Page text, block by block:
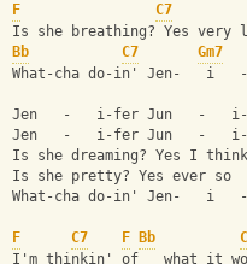
F
C7
Is she breathing? Yes very
Bb
C7 Gm7
What-cha do-in' Jen-   i
Jen   -   i-fer Jun   -   i-
Jen   -   i-fer Jun   -   i-
Is she dreaming? Yes I
Is she pretty? Yes ever so
What-cha do-in' Jen-   i
F C7 F Bb
I'm thinkin' of   what it